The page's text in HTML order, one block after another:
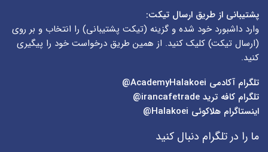
پشتیبانی از طریق ارسال تیکت:
وارد داشبورد خود شده و گزینه (تیکت پشتیبانی) را انتخاب و بر روی
(ارسال تیکت) کلیک کنید. از همین طریق درخواست خود را پیگیری
کنید.
تلگرام آکادمی
تلگرام کافه ترید irancafetrade@
اینستاگرام هلاکوئی Halakoei@
ما را در تلگرام دنبال کنید